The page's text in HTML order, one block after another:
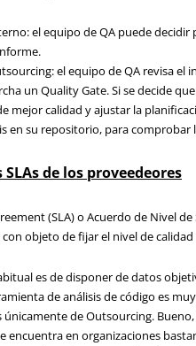
el equipo de QA puede decidir
el equipo de QA revisa
un Quality Gate. Si se decide
mejor calidad y ajustar la
en su repositorio, para comprobar
de los proveedeores
(SLA) o Acuerdo de Nivel
objeto de fijar el nivel de
es de disponer de datos
de análisis de código es
de Outsourcing.
encuentra en organizaciones